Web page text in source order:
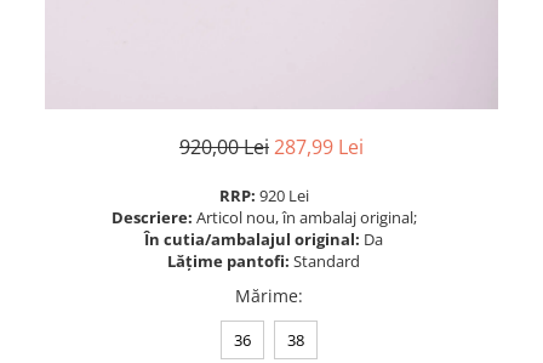
920,00 Lei287,99 Lei
RRP: 920 Lei
Descriere: Articol nou, în ambalaj original;
În cutia/ambalajul original: Da
Lățime pantofi: Standard
Mărime:
36 38